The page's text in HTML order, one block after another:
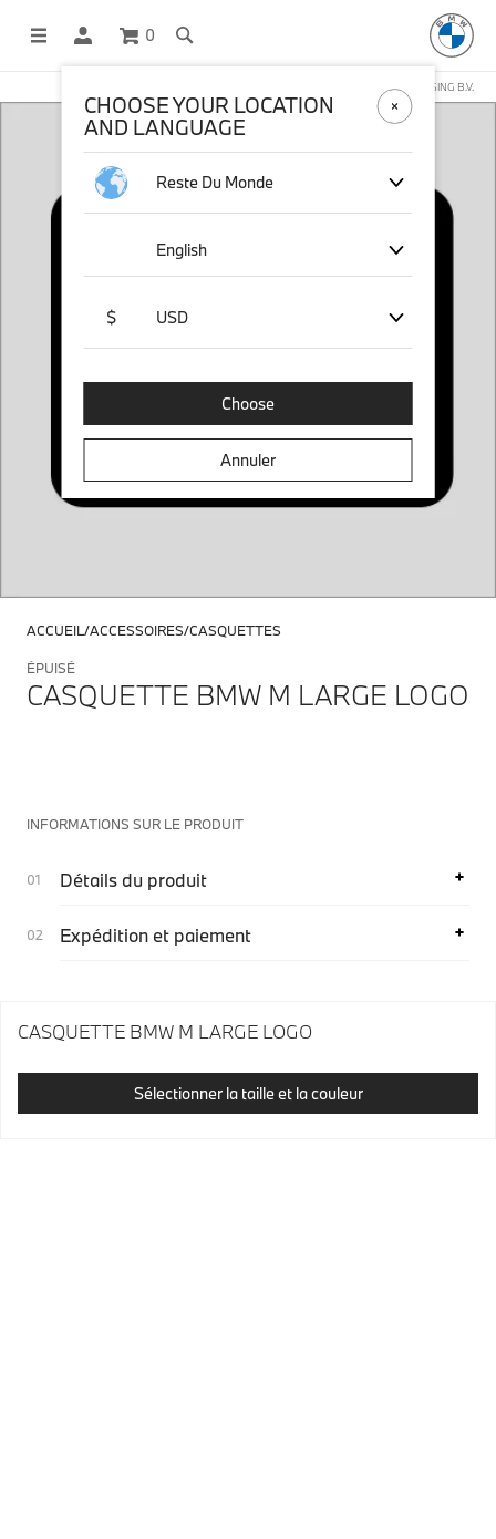
0
BOUTIQUE EN LIGNE GÉRÉE PAR STICHD SPORTSMERCHANDISING B.V.
ACCUEIL ACCESSOIRES CASQUETTES
ÉPUISÉ
CASQUETTE BMW M LARGE LOGO
INFORMATIONS SUR LE PRODUIT
Détails du produit
Expédition et paiement
CASQUETTE BMW M LARGE LOGO
Sélectionner la taille et la couleur
CHOOSE YOUR LOCATION
AND LANGUAGE
Reste Du Monde
English
$ USD
Choose
Annuler